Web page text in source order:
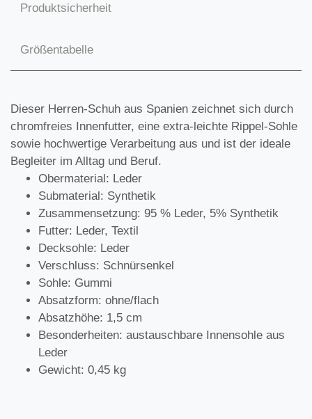
Produktsicherheit
Größentabelle
Dieser Herren-Schuh aus Spanien zeichnet sich durch
chromfreies Innenfutter, eine extra-leichte Rippel-Sohle
sowie hochwertige Verarbeitung aus und ist der ideale
Begleiter im Alltag und Beruf.
Obermaterial: Leder
Submaterial: Synthetik
Zusammensetzung: 95 % Leder, 5% Synthetik
Futter: Leder, Textil
Decksohle: Leder
Verschluss: Schnürsenkel
Sohle: Gummi
Absatzform: ohne/flach
Absatzhöhe: 1,5 cm
Besonderheiten: austauschbare Innensohle aus
Leder
Gewicht: 0,45 kg